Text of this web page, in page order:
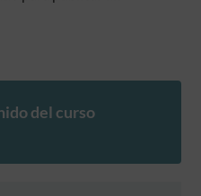
del curso